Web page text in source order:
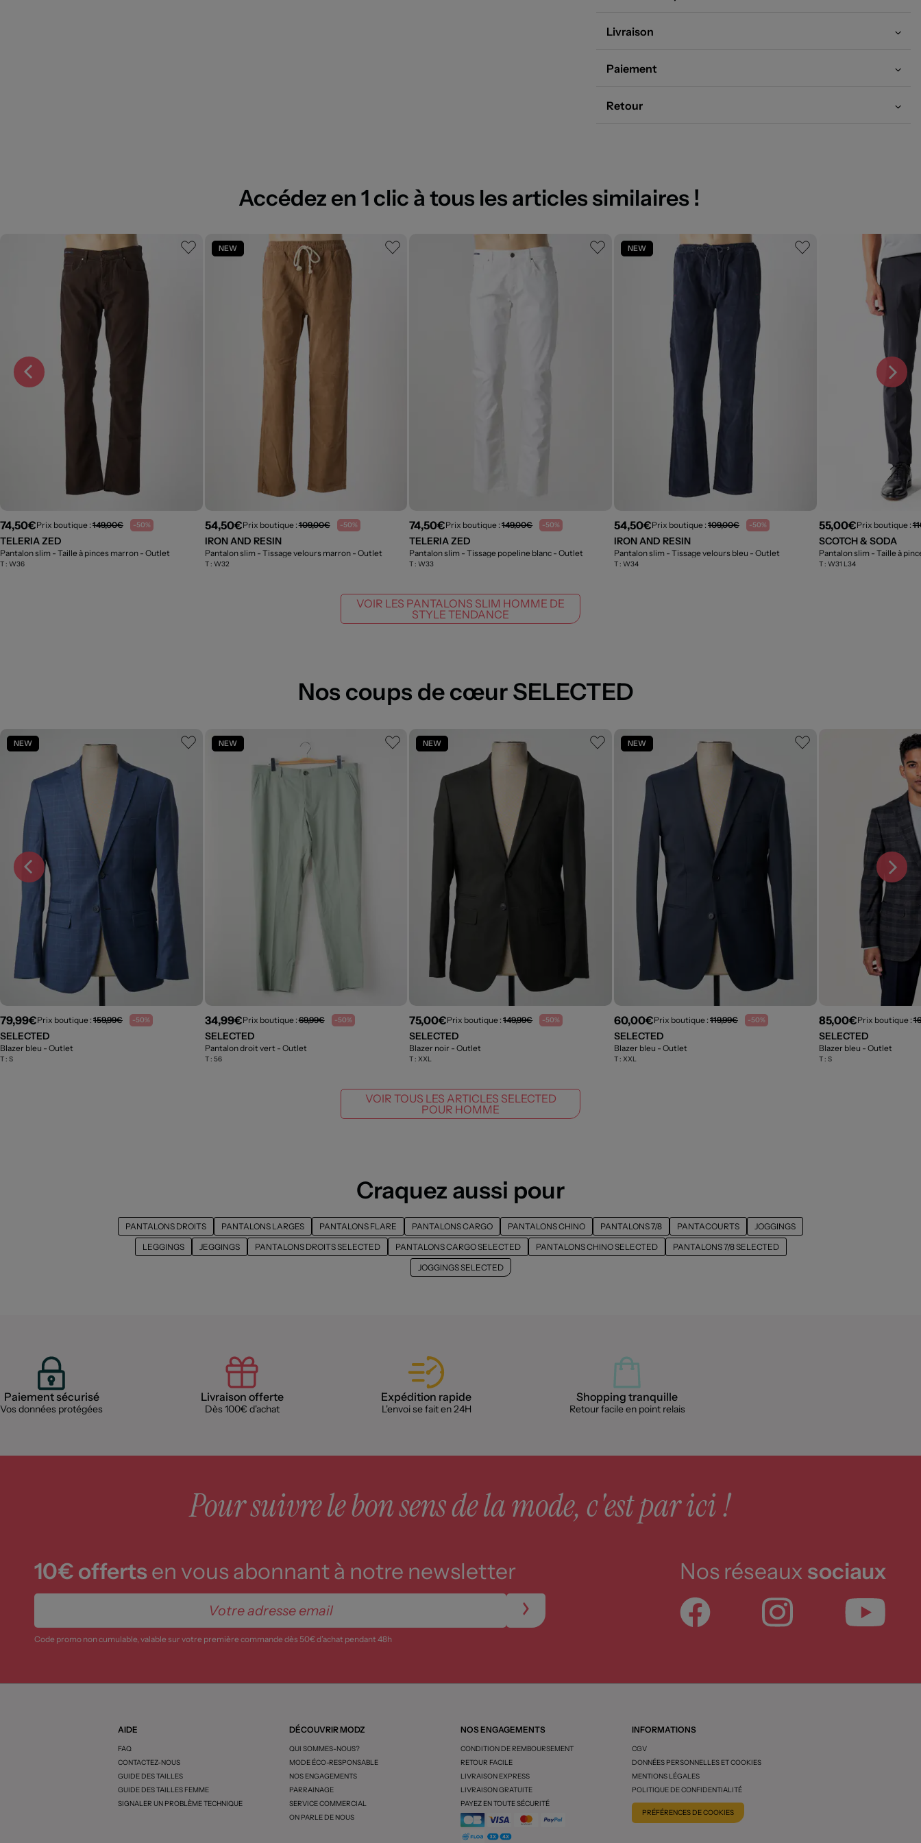
Livraison
Paiement
Retour
Accédez en 1 clic à tous les articles similaires !
74,50€Prix boutique : 149,00€ -50%
TELERIA ZED
Pantalon slim - Taille à pinces marron - Outlet
T : W36
NEW
54,50€Prix boutique :109,00€ -50%
IRON AND RESIN
Pantalon slim - Tissage velours marron - Outlet
T : W32
74,50€Prix boutique :149,00€ -50%
TELERIA ZED
Pantalon slim - Tissage popeline blanc - Outlet
T :W33
NEW
54,50€Prix boutique :109,00€ -50%
IRON AND RESIN
Pantalon slim - Tissage velours bleu - Outlet
T :W34
55,00€Prix boutique :
SCOTCH & SODA
Pantalon slim - Taille à
T : W31 L34
VOIR LES PANTALONS SLIM HOMME DE
STYLE TENDANCE
Nos coups de cœur SELECTED
NEW
79,99€Prix boutique : 159,99€ -50%
SELECTED
Blazer bleu - Outlet
T : S
NEW
34,99€Prix boutique :69,99€ -50%
SELECTED
Pantalon droit vert - Outlet
T : 56
NEW
75,00€Prix boutique :149,99€ -50%
SELECTED
Blazer noir - Outlet
T :XXL
NEW
60,00€Prix boutique :119,99€ -50%
SELECTED
Blazer bleu - Outlet
T :XXL
85,00€Prix boutique :
SELECTED
Blazer bleu - Outlet
T : S
VOIR TOUS LES ARTICLES SELECTED
POUR HOMME
Craquez aussi pour
PANTALONS DROITS PANTALONS LARGES PANTALONS FLARE PANTALONS CARGO PANTALONS CHINO PANTALONS 7/8 PANTACOURTS
JOGGINGS
LEGGINGS
JEGGINGS PANTALONS DROITS SELECTED PANTALONS CARGO SELECTED PANTALONS CHINO SELECTED
PANTALONS 7/8 SELECTED
JOGGINGS SELECTED
Paiement sécurisé
Vos données protégées
Livraison offerte
Dès 100€ d'achat
Expédition rapide
L'envoi se fait en 24H
Shopping tranquille
Retour facile en point relais
Pour suivre le bon sens de la mode, c'est par ici !
10€ offerts en vous abonnant à notre newsletter
Code promo non cumulable, valable sur votre première commande dès 50€ d’achat pendant 48h
Nos réseaux sociaux
AIDE
FAQ
CONTACTEZ-NOUS
GUIDE DES TAILLES
GUIDE DES TAILLES FEMME
SIGNALER UN PROBLÈME TECHNIQUE
DÉCOUVRIR MODZ
QUI SOMMES-NOUS?
MODE ÉCO-RESPONSABLE
NOS ENGAGEMENTS
PARRAINAGE
SERVICE COMMERCIAL
ON PARLE DE NOUS
NOS ENGAGEMENTS
CONDITION DE REMBOURSEMENT
RETOUR FACILE
LIVRAISON EXPRESS
LIVRAISON GRATUITE
PAYEZ EN TOUTE SÉCURITÉ
INFORMATIONS
CGV
DONNÉES PERSONNELLES ET COOKIES
MENTIONS LÉGALES
POLITIQUE DE CONFIDENTIALITÉ
PRÉFÉRENCES DE COOKIES